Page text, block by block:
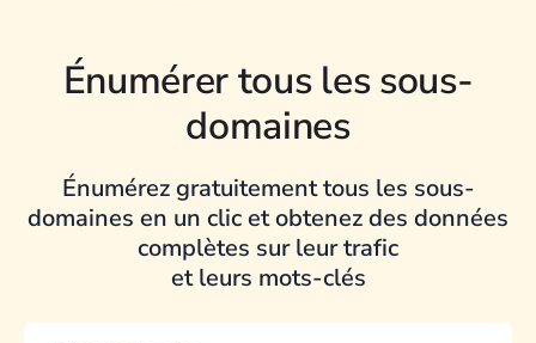
Énumérer tous les sous-
domaines
Énumérez gratuitement tous les sous-
domaines en un clic et obtenez des données
complètes sur leur trafic
et leurs mots-clés